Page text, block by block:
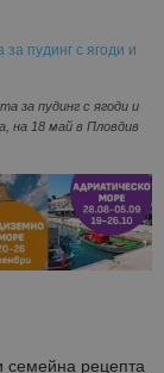
за пудинг с ягоди и
на 18 май в Пловдив
семейна рецепта